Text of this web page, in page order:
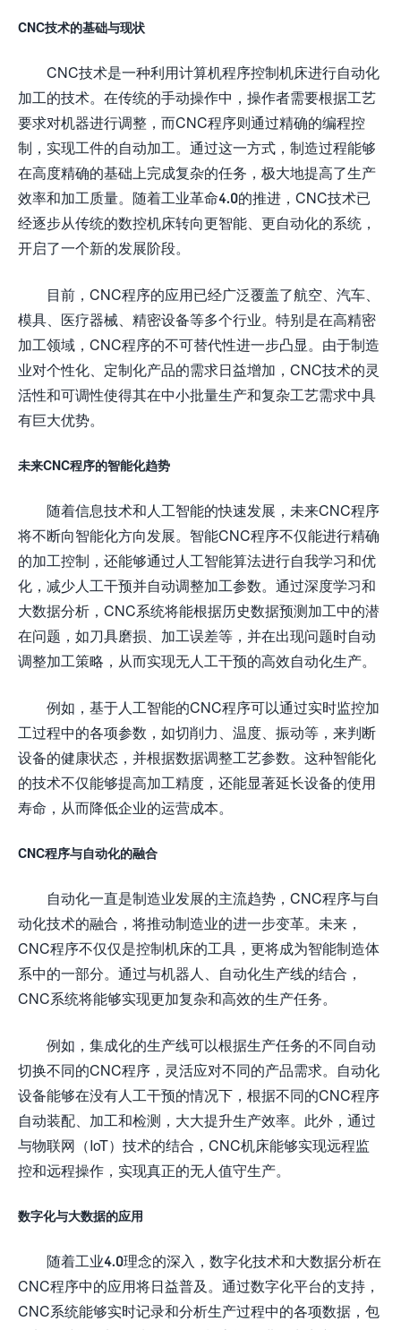
CNC技术的基础与现状
CNC技术是一种利用计算机程序控制机床进行自动化
加工的技术。在传统的手动操作中，操作者需要根据工艺
要求对机器进行调整，而CNC程序则通过精确的编程控
制，实现工件的自动加工。通过这一方式，制造过程能够
在高度精确的基础上完成复杂的任务，极大地提高了生产
效率和加工质量。随着工业革命4.0的推进，CNC技术已
经逐步从传统的数控机床转向更智能、更自动化的系统，
开启了一个新的发展阶段。
目前，CNC程序的应用已经广泛覆盖了航空、汽车、
模具、医疗器械、精密设备等多个行业。特别是在高精密
加工领域，CNC程序的不可替代性进一步凸显。由于制造
业对个性化、定制化产品的需求日益增加，CNC技术的灵
活性和可调性使得其在中小批量生产和复杂工艺需求中具
有巨大优势。
未来CNC程序的智能化趋势
随着信息技术和人工智能的快速发展，未来CNC程序
将不断向智能化方向发展。智能CNC程序不仅能进行精确
的加工控制，还能够通过人工智能算法进行自我学习和优
化，减少人工干预并自动调整加工参数。通过深度学习和
大数据分析，CNC系统将能根据历史数据预测加工中的潜
在问题，如刀具磨损、加工误差等，并在出现问题时自动
调整加工策略，从而实现无人工干预的高效自动化生产。
例如，基于人工智能的CNC程序可以通过实时监控加
工过程中的各项参数，如切削力、温度、振动等，来判断
设备的健康状态，并根据数据调整工艺参数。这种智能化
的技术不仅能够提高加工精度，还能显著延长设备的使用
寿命，从而降低企业的运营成本。
CNC程序与自动化的融合
自动化一直是制造业发展的主流趋势，CNC程序与自
动化技术的融合，将推动制造业的进一步变革。未来，
CNC程序不仅仅是控制机床的工具，更将成为智能制造体
系中的一部分。通过与机器人、自动化生产线的结合，
CNC系统将能够实现更加复杂和高效的生产任务。
例如，集成化的生产线可以根据生产任务的不同自动
切换不同的CNC程序，灵活应对不同的产品需求。自动化
设备能够在没有人工干预的情况下，根据不同的CNC程序
自动装配、加工和检测，大大提升生产效率。此外，通过
与物联网（IoT）技术的结合，CNC机床能够实现远程监
控和远程操作，实现真正的无人值守生产。
数字化与大数据的应用
随着工业4.0理念的深入，数字化技术和大数据分析在
CNC程序中的应用将日益普及。通过数字化平台的支持，
CNC系统能够实时记录和分析生产过程中的各项数据，包